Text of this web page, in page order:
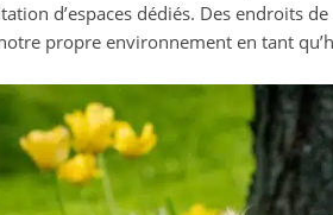
d’espaces dédiés. Des endroits
propre environnement en tant